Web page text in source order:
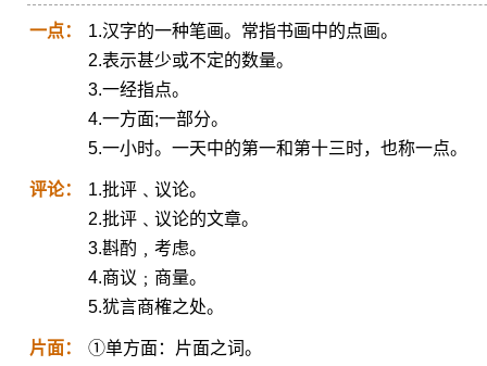
一点：
1.汉字的一种笔画。常指书画中的点画。
2.表示甚少或不定的数量。
3.一经指点。
4.一方面;一部分。
5.一小时。一天中的第一和第十三时，也称一点。
评论：
1.批评﹑议论。
2.批评﹑议论的文章。
3.斟酌﹐考虑。
4.商议﹔商量。
5.犹言商榷之处。
片面：
①单方面：片面之词。